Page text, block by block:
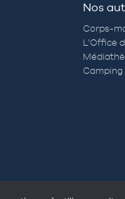
Nos
Corps-
L’Office
Camping